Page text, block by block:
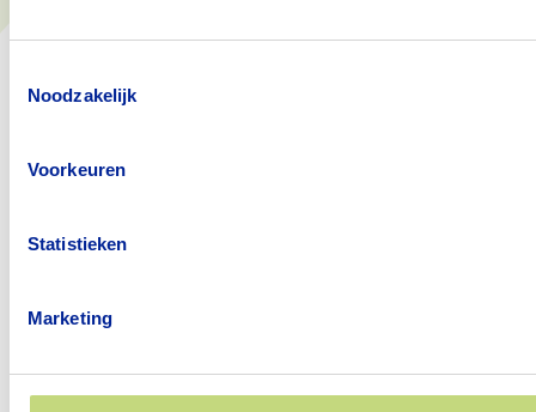
Noodzakelijk
Voorkeuren
Statistieken
Marketing
WLZ-crisisopname